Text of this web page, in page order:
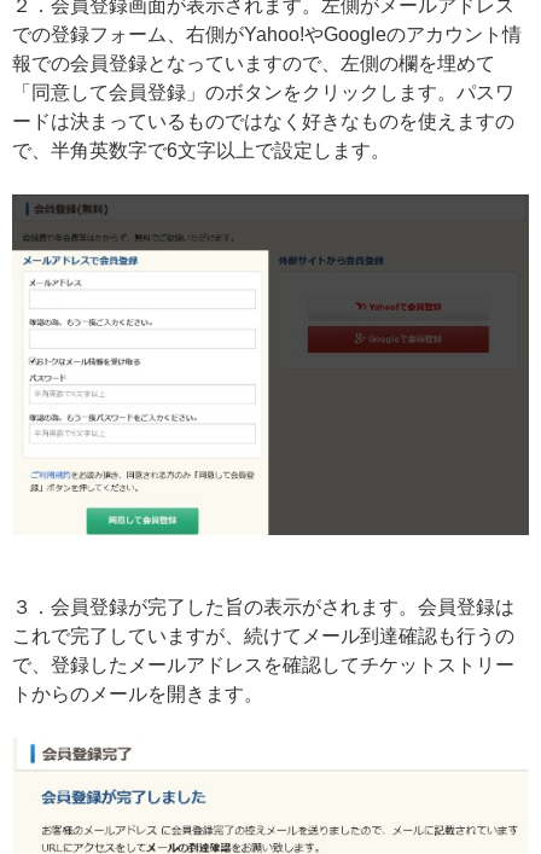
２．会員登録画面が表示されます。左側がメールアドレス
での登録フォーム、右側がYahoo!やGoogleのアカウント情
報での会員登録となっていますので、左側の欄を埋めて
「同意して会員登録」のボタンをクリックします。パスワ
ードは決まっているものではなく好きなものを使えますの
で、半角英数字で6文字以上で設定します。
３．会員登録が完了した旨の表示がされます。会員登録は
これで完了していますが、続けてメール到達確認も行うの
で、登録したメールアドレスを確認してチケットストリー
トからのメールを開きます。